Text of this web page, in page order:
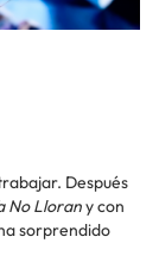
Después
No Llorany con
sorprendido